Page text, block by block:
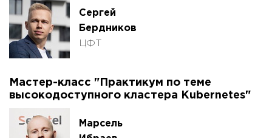
Сергей
Бердников
ЦФТ
Мастер-класс "Практикум по теме
высокодоступного кластера Kubernetes"
Марсель